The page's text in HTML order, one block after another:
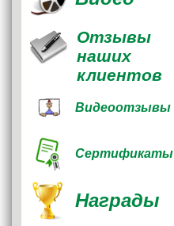
Отзывы
наших
клиентов
Видеоотзывы
Сертификаты
Награды